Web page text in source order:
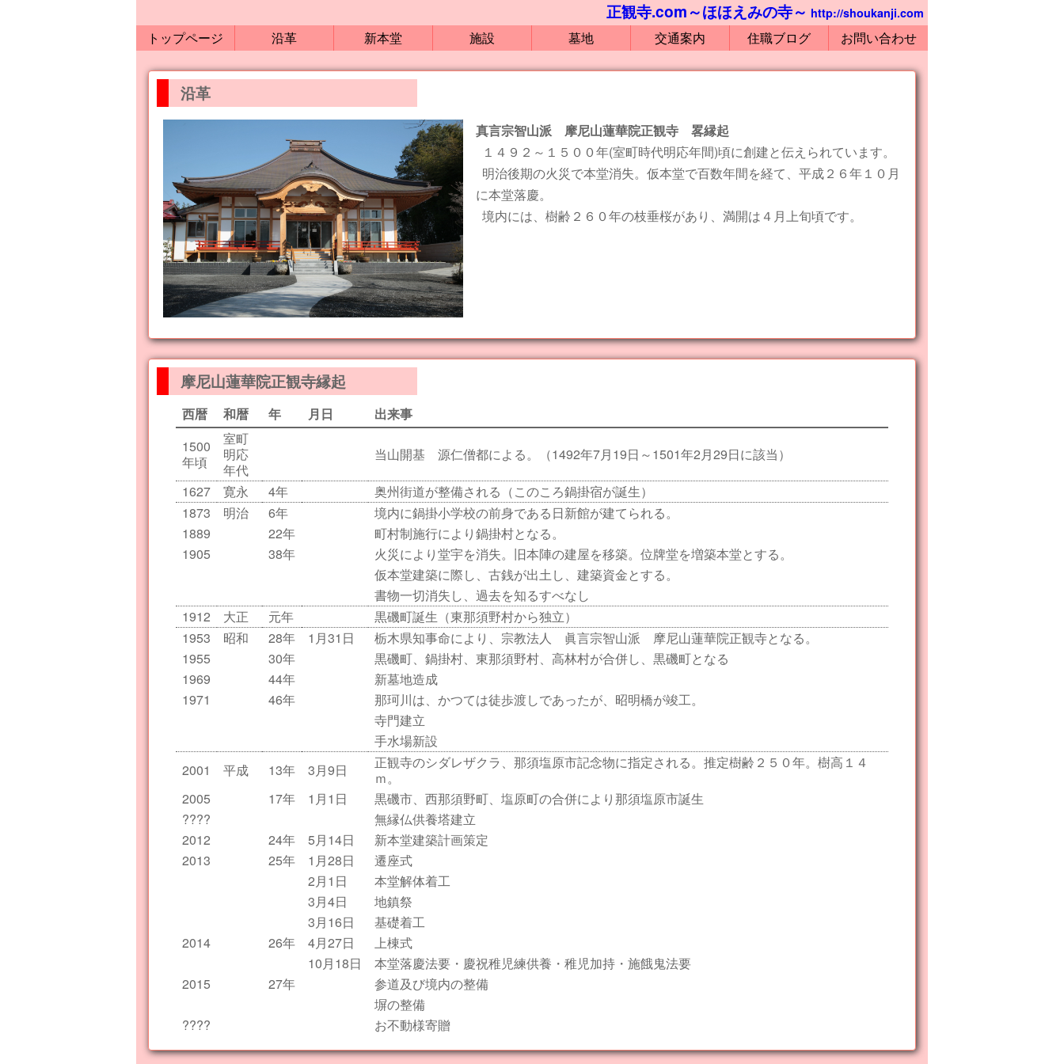
正観寺.com～ほほえみの寺～ http://shoukanji.com
トップページ 沿革 新本堂 施設 墓地 交通案内 住職ブログ お問い合わせ
沿革
真言宗智山派 摩尼山蓮華院正観寺 畧縁起
１４９２～１５００年(室町時代明応年間)頃に創建と伝えられています。
明治後期の火災で本堂消失。仮本堂で百数年間を経て、平成２６年１０月
に本堂落慶。
境内には、樹齢２６０年の枝垂桜があり、満開は４月上旬頃です。
摩尼山蓮華院正観寺縁起
西暦 和暦 年 月日
出来事
1500
年頃
室町
明応
年代
当山開基 源仁僧都による。（1492年7月19日～1501年2月29日に該当）
1627 寛永 4年
奥州街道が整備される（このころ鍋掛宿が誕生）
1873
明治 6年
境内に鍋掛小学校の前身である日新館が建てられる。
1889
22年
町村制施行により鍋掛村となる。
1905
38年
火災により堂宇を消失。旧本陣の建屋を移築。位牌堂を増築本堂とする。
仮本堂建築に際し、古銭が出土し、建築資金とする。
書物一切消失し、過去を知るすべなし
1912
大正 元年
黒磯町誕生（東那須野村から独立）
1953
昭和 28年 1月31日
栃木県知事命により、宗教法人 眞言宗智山派 摩尼山蓮華院正観寺となる。
1955
30年
黒磯町、鍋掛村、東那須野村、高林村が合併し、黒磯町となる
1969
44年
新墓地造成
1971
46年
那珂川は、かつては徒歩渡しであったが、昭明橋が竣工。
寺門建立
手水場新設
2001
平成 13年 3月9日
正観寺のシダレザクラ、那須塩原市記念物に指定される。推定樹齢２５０年。樹高１４
ｍ。
2005
17年 1月1日
黒磯市、西那須野町、塩原町の合併により那須塩原市誕生
????
無縁仏供養塔建立
2012
24年 5月14日
新本堂建築計画策定
2013
25年 1月28日
遷座式
2月1日
本堂解体着工
3月4日
地鎮祭
3月16日
基礎着工
2014
26年 4月27日
上棟式
10月18日
本堂落慶法要・慶祝稚児練供養・稚児加持・施餓鬼法要
2015
27年
参道及び境内の整備
塀の整備
????
お不動様寄贈